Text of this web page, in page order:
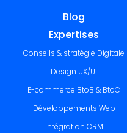
Blog
Expertises
Conseils & stratégie Digitale
Design UX/UI
E-commerce BtoB & BtoC
Développements Web
Intégration CRM